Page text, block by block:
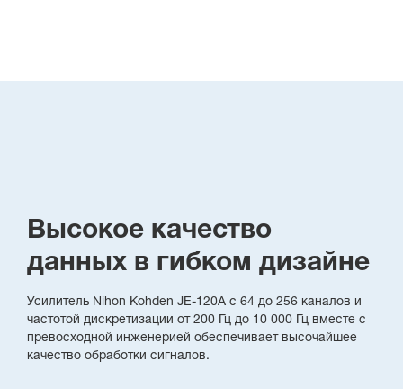
Высокое качество
данных в гибком дизайне
Усилитель Nihon Kohden JE-120A с 64 до 256 каналов и
частотой дискретизации от 200 Гц до 10 000 Гц вместе с
превосходной инженерией обеспечивает высочайшее
качество обработки сигналов.